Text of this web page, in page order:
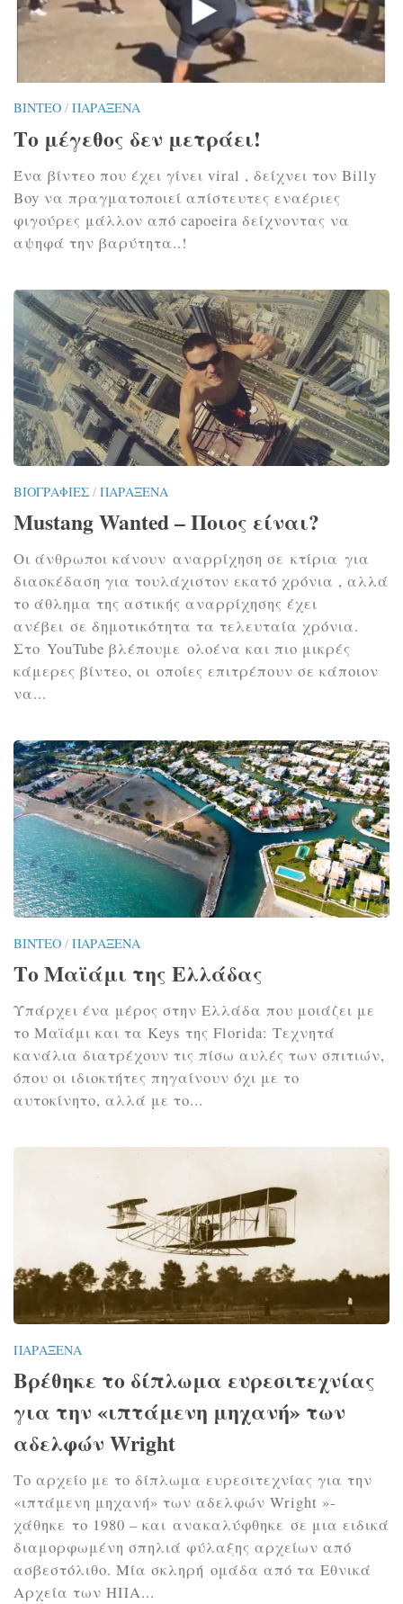
ΒΊΝΤΕΟ / ΠΑΡΆΞΕΝΑ
Το μέγεθος δεν μετράει!
Ένα βίντεο που έχει γίνει viral , δείχνει τον Billy
Boy να πραγματοποιεί απίστευτες εναέριες
φιγούρες μάλλον από capoeira δείχνοντας να
αψηφά την βαρύτητα..!
ΒΙΟΓΡΑΦΊΕΣ / ΠΑΡΆΞΕΝΑ
Mustang Wanted – Ποιος είναι?
Οι άνθρωποι κάνουν αναρρίχηση σε κτίρια για
διασκέδαση για τουλάχιστον εκατό χρόνια , αλλά
το άθλημα της αστικής αναρρίχησης έχει
ανέβει σε δημοτικότητα τα τελευταία χρόνια.
Στο YouTube βλέπουμε ολοένα και πιο μικρές
κάμερες βίντεο, οι οποίες επιτρέπουν σε κάποιον
να...
ΒΊΝΤΕΟ / ΠΑΡΆΞΕΝΑ
Το Μαϊάμι της Ελλάδας
Υπάρχει ένα μέρος στην Ελλάδα που μοιάζει με
το Μαϊάμι και τα Keys της Florida: Τεχνητά
κανάλια διατρέχουν τις πίσω αυλές των σπιτιών,
όπου οι ιδιοκτήτες πηγαίνουν όχι με το
αυτοκίνητο, αλλά με το...
ΠΑΡΆΞΕΝΑ
Βρέθηκε το δίπλωμα ευρεσιτεχνίας
για την «ιπτάμενη μηχανή» των
αδελφών Wright
Το αρχείο με το δίπλωμα ευρεσιτεχνίας για την
«ιπτάμενη μηχανή» των αδελφών Wright »-
χάθηκε το 1980 – και ανακαλύφθηκε σε μια ειδικά
διαμορφωμένη σπηλιά φύλαξης αρχείων από
ασβεστόλιθο. Μία σκληρή ομάδα από τα Εθνικά
Αρχεία των ΗΠΑ...